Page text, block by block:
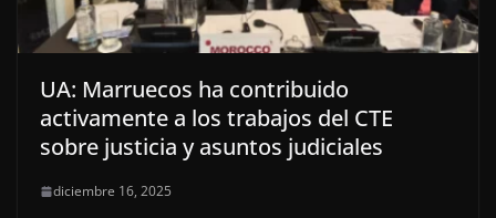
UA: Marruecos ha contribuido
activamente a los trabajos del CTE
sobre justicia y asuntos judiciales
diciembre 16, 2025